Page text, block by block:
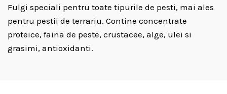
Fulgi speciali pentru toate tipurile de pesti, mai ales
pentru pestii de terrariu. Contine concentrate
proteice, faina de peste, crustacee, alge, ulei si
grasimi, antioxidanti.